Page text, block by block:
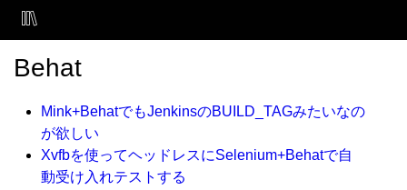
Behat
Mink+BehatでもJenkinsのBUILD_TAGみたいなの
が欲しい
Xvfbを使ってヘッドレスにSelenium+Behatで自
動受け入れテストする